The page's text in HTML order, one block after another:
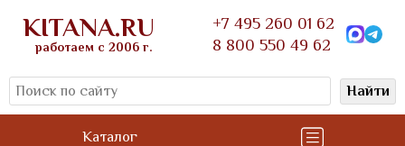
KITANA.RU
работаем с 2006 г.
+7 495 260 01 62
8 800 550 49 62
Найти
Каталог